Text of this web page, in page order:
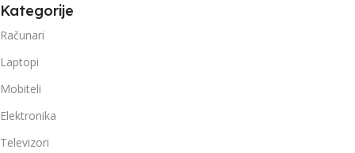
Kategorije
Računari
Laptopi
Mobiteli
Elektronika
Televizori